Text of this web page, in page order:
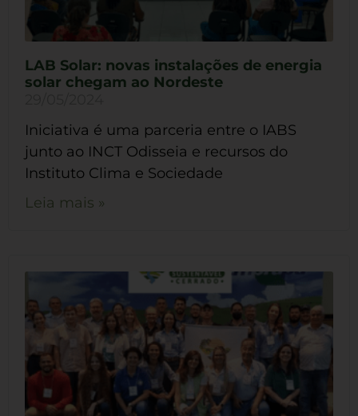
LAB Solar: novas instalações de energia
solar chegam ao Nordeste
Iniciativa é uma parceria entre o IABS
junto ao INCT Odisseia e recursos do
Instituto Clima e Sociedade
Leia mais »